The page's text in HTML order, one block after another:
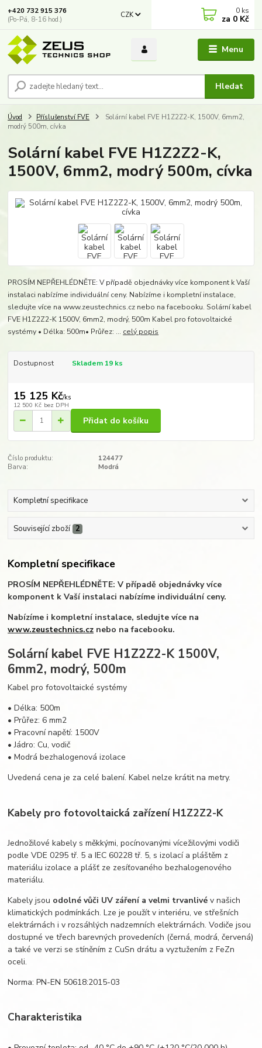
Menu
CZK
Hledat
+420 732 915 376
(Po-Pá, 8-16 hod.)
0 ks
za 0 Kč
Úvod Příslušenství FVE
Solární kabel FVE H1Z2Z2-K, 1500V, 6mm2,
modrý 500m, cívka
Solární kabel FVE H1Z2Z2-K,
1500V, 6mm2, modrý 500m, cívka
PROSÍM NEPŘEHLÉDNĚTE: V případě objednávky více komponent k Vaší
instalaci nabízíme individuální ceny. Nabízíme i kompletní instalace,
sledujte více na www.zeustechnics.cz nebo na facebooku. Solární kabel
FVE H1Z2Z2-K 1500V, 6mm2, modrý, 500m Kabel pro fotovoltaické
systémy • Délka: 500m• Průřez: ... celý popis
Dostupnost Skladem 19 ks
15 125 Kč/ks
12 500 Kč bez DPH
Přidat do košíku
Číslo produktu:
124477
Barva:
Modrá
Kompletní specifikace
Související zboží 2
Kompletní specifikace
PROSÍM NEPŘEHLÉDNĚTE: V případě objednávky více
komponent k Vaší instalaci nabízíme individuální ceny.
Nabízíme i kompletní instalace, sledujte více na
www.zeustechnics.cz nebo na facebooku.
Solární kabel FVE H1Z2Z2-K 1500V,
6mm2, modrý, 500m
Kabel pro fotovoltaické systémy
• Délka: 500m
• Průřez: 6 mm2
• Pracovní napětí: 1500V
• Jádro: Cu, vodič
• Modrá bezhalogenová izolace
Uvedená cena je za celé balení. Kabel nelze krátit na metry.
Kabely pro fotovoltaická zařízení H1Z2Z2-K
Jednožilové kabely s měkkými, pocínovanými vícežilovými vodiči
podle VDE 0295 tř. 5 a IEC 60228 tř. 5, s izolací a pláštěm z
materiálu izolace a plášť ze zesíťovaného bezhalogenového
materiálu.
Kabely jsou odolné vůči UV záření a velmi trvanlivé v našich
klimatických podmínkách. Lze je použít v interiéru, ve střešních
elektrárnách i v rozsáhlých nadzemních elektrárnách. Vodiče jsou
dostupné ve třech barevných provedeních (černá, modrá, červená)
a také ve verzi se stíněním z CuSn drátu a vyztužením z FeZn
oceli.
Norma: PN-EN 50618:2015-03
Charakteristika